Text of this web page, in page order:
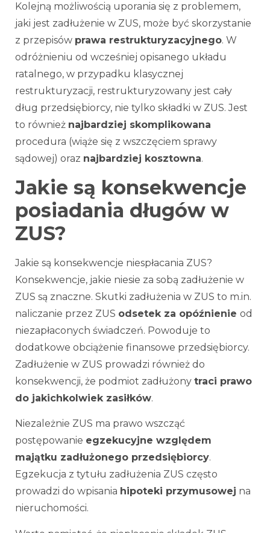
Kolejną możliwością uporania się z problemem,
jaki jest zadłużenie w ZUS, może być skorzystanie
z przepisów prawa restrukturyzacyjnego. W
odróżnieniu od wcześniej opisanego układu
ratalnego, w przypadku klasycznej
restrukturyzacji, restrukturyzowany jest cały
dług przedsiębiorcy, nie tylko składki w ZUS. Jest
to również najbardziej skomplikowana
procedura (wiąże się z wszczęciem sprawy
sądowej) oraz najbardziej kosztowna.
Jakie są konsekwencje
posiadania długów w
ZUS?
Jakie są konsekwencje niespłacania ZUS?
Konsekwencje, jakie niesie za sobą zadłużenie w
ZUS są znaczne. Skutki zadłużenia w ZUS to m.in.
naliczanie przez ZUS odsetek za opóźnienie od
niezapłaconych świadczeń. Powoduje to
dodatkowe obciążenie finansowe przedsiębiorcy.
Zadłużenie w ZUS prowadzi również do
konsekwencji, że podmiot zadłużony traci prawo
do jakichkolwiek zasiłków.
Niezależnie ZUS ma prawo wszcząć
postępowanie egzekucyjne względem
majątku zadłużonego przedsiębiorcy.
Egzekucja z tytułu zadłużenia ZUS często
prowadzi do wpisania hipoteki przymusowej na
nieruchomości.